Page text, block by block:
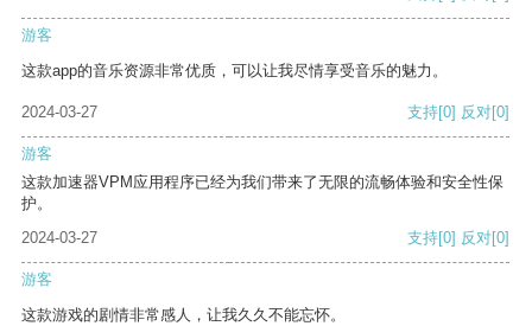
游客
这款app的音乐资源非常优质，可以让我尽情享受音乐的魅力。
2024-03-27 支持[0] 反对[0]
游客
这款加速器VPM应用程序已经为我们带来了无限的流畅体验和安全性保
护。
2024-03-27
支持[0] 反对[0]
游客
这款游戏的剧情非常感人，让我久久不能忘怀。